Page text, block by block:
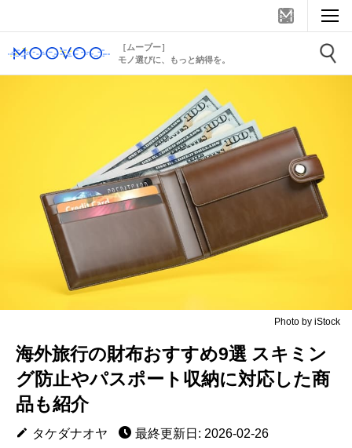
［ムーブー］
モノ選びに、もっと納得を。
Photo by iStock
海外旅行の財布おすすめ9選 スキミン
グ防止やパスポート収納に対応した商
品も紹介
タケダナオヤ
最終更新日: 2026-02-26